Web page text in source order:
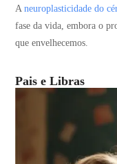
A neuroplasticidade do
fase da vida, embora o
que envelhecemos.
Pais e Libras